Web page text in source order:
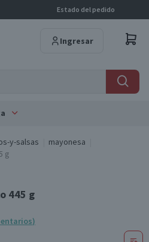
Estado del pedido
Ingresar
y-salsas
mayonesa
g
445 g
)